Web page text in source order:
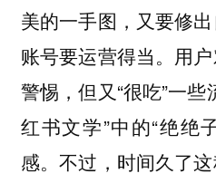
美的一手图，又要修
账号要运营得当。用
警惕，但又“很吃”一
红书文学”中的“绝绝
感。不过，时间久了